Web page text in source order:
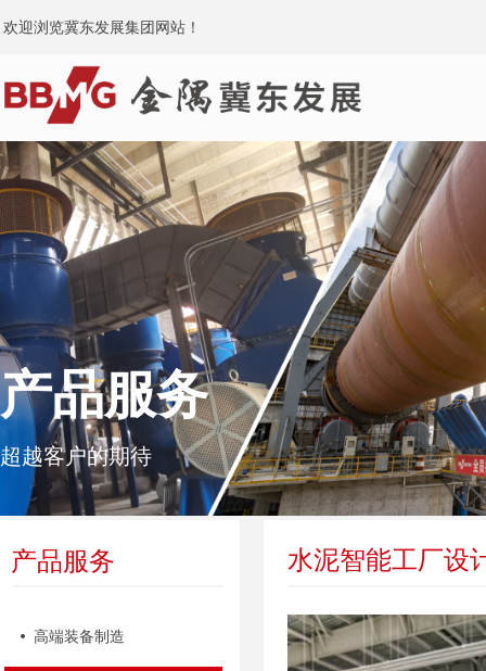
欢迎浏览冀东发展集团网站！
产品服务
超越客户的期待
넸 高端装备制造
产品服务 水泥智能工厂设